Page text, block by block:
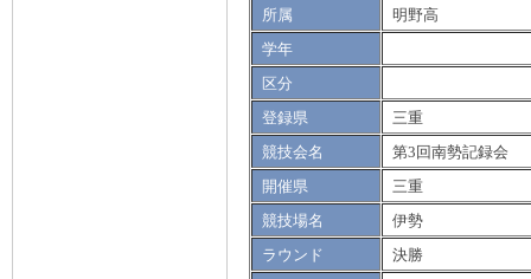
所属
明野高
学年
区分
登録県
三重
競技会名
第3回南勢記録会
開催県
三重
競技場名
伊勢
ラウンド
決勝